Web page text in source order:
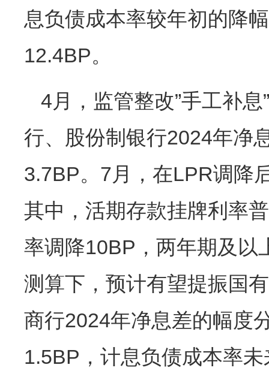
息负债成本率较年初的降
12.4BP。
4月，监管整改”手工补
行、股份制银行2024年净
3.7BP。7月，在LPR调降
其中，活期存款挂牌利率
率调降10BP，两年期及以
测算下，预计有望提振国
商行2024年净息差的幅度
1.5BP，计息负债成本率